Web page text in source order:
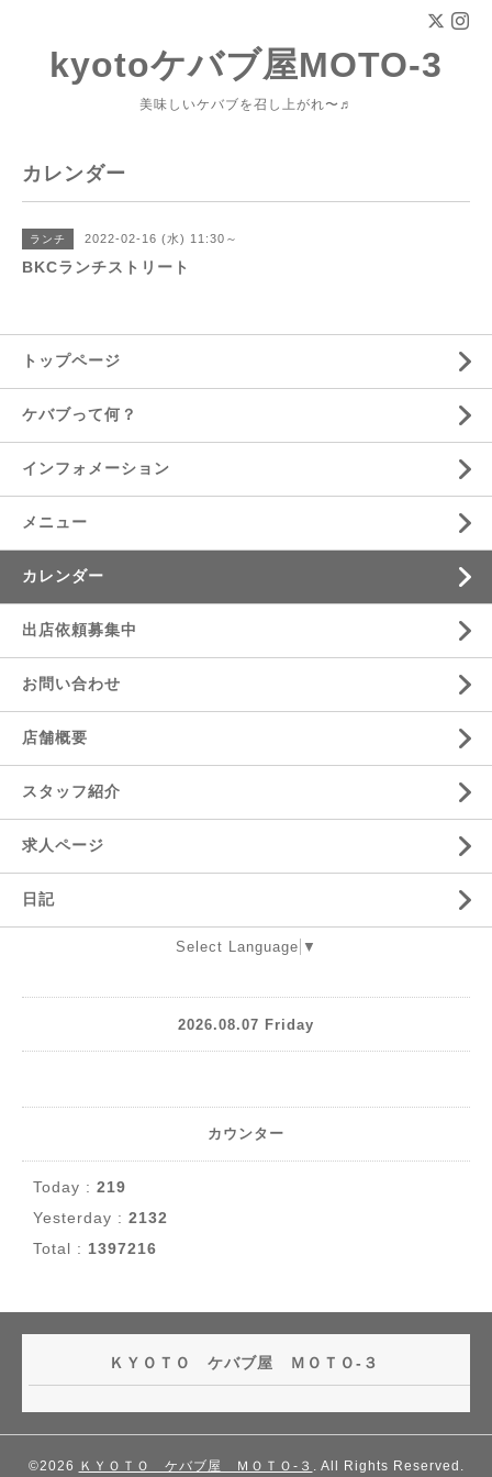
kyotoケバブ屋MOTO-3
美味しいケバブを召し上がれ〜♬
カレンダー
ランチ 2022-02-16 (水) 11:30～
BKCランチストリート
トップページ
ケバブって何？
インフォメーション
メニュー
カレンダー
出店依頼募集中
お問い合わせ
店舗概要
スタッフ紹介
求人ページ
日記
Select Language ▼
2026.08.07 Friday
カウンター
Today : 219
Yesterday : 2132
Total : 1397216
ＫＹＯＴＯ ケバブ屋 ＭＯＴＯ-３
©2026 ＫＹＯＴＯ ケバブ屋 ＭＯＴＯ-３ . All Rights Reserved.